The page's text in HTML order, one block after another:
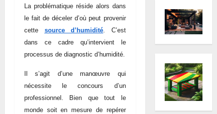
La problématique réside alors dans
le fait de déceler d’où peut provenir
cette source d’humidité . C’est
dans ce cadre qu’intervient le
processus de diagnostic d’humidité.
Il s’agit d’une manœuvre qui
nécessite le concours d’un
professionnel. Bien que tout le
monde soit en mesure de repérer